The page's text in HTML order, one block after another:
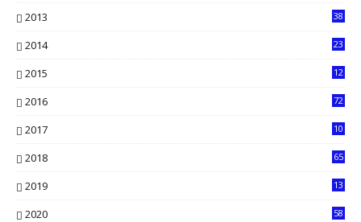
2013
38
2014
23
2015
12
2016
72
2017 10
2018 65
2019
13
2020
58